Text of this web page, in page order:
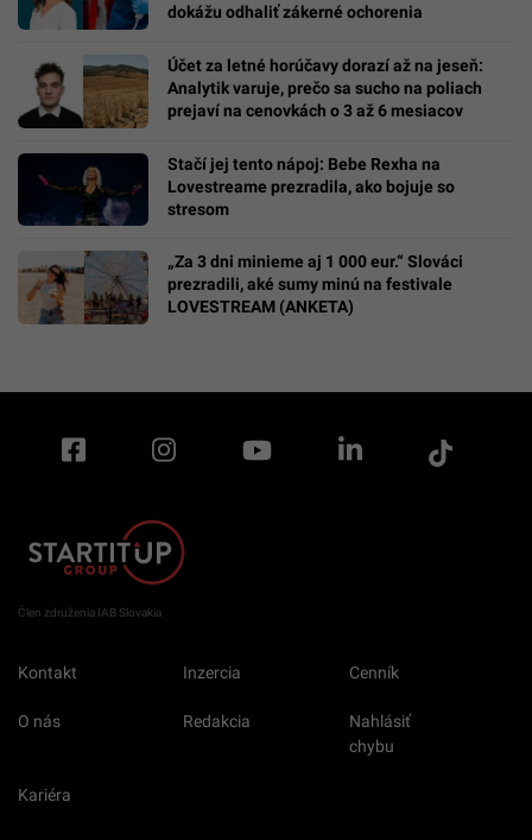
dokážu odhaliť zákerné ochorenia
Účet za letné horúčavy dorazí až na jeseň:
Analytik varuje, prečo sa sucho na poliach
prejaví na cenovkách o 3 až 6 mesiacov
Stačí jej tento nápoj: Bebe Rexha na
Lovestreame prezradila, ako bojuje so
stresom
„Za 3 dni minieme aj 1 000 eur.“ Slováci
prezradili, aké sumy minú na festivale
LOVESTREAM (ANKETA)
Člen združenia IAB Slovakia
Kontakt Inzercia Cenník
O nás Redakcia
Nahlásiť
chybu
Kariéra